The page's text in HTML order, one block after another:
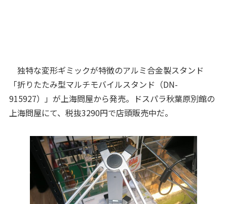
独特な変形ギミックが特徴のアルミ合金製スタンド
「折りたたみ型マルチモバイルスタンド（DN-
915927）」が上海問屋から発売。ドスパラ秋葉原別館の
上海問屋にて、税抜3290円で店頭販売中だ。